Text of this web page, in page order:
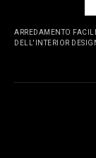
ARREDAMENTO
DELL'INTERIOR